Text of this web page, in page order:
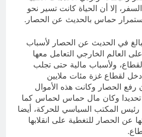
إلا أن الحياة كانت تسير نحو
حماس بالحديث عن الحصار.
في الحديث عن الحصار لأسباب
العالم الخارجي التعامل معها
ولأسباب مالية حتى تجلب
لقطاع غزة مئات ملايين
رفع الحصار وكانت هذه الأموال
وكان مال حماس لحماس كما
رئيس المكتب السياسي للحركة، أيضا
الحصار للتغطية على انقلابها